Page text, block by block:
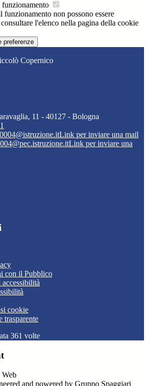
funzionamento
funzionamento non possono essere
l'elenco nella pagina della cookie
preferenze
Copernico
11 - 40127 - Bologna
Link per inviare una mail
Link per inviare una
con il Pubblico
cookie
trasparente
361 volte
and powered by Gruppo Spaggiari